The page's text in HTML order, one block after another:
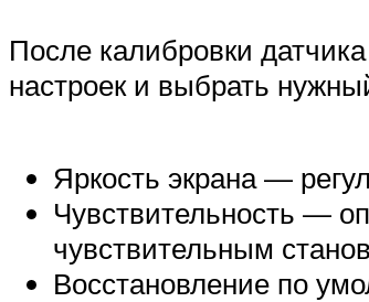
После калибровки
настроек и выбрать
Яркость экрана —
Чувствительность —
чувствительным
Восстановление по